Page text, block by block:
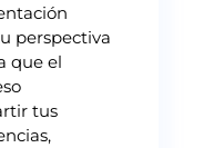
perspectiva
que el
tus